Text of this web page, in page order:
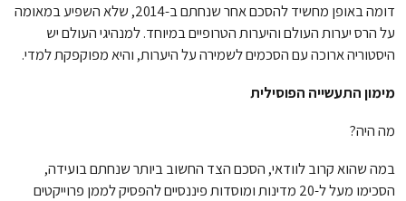
דומה באופן מחשיד להסכם אחר שנחתם ב-2014, שלא השפיע במאומה
על הרס יערות העולם והיערות הטרופיים במיוחד. למנהיגי העולם יש
היסטוריה ארוכה עם הסכמים לשמירה על היערות, והיא מפוקפקת למדי.
מימון התעשייה הפוסילית
מה היה?
במה שהוא קרוב לוודאי, הסכם הצד החשוב ביותר שנחתם בועידה,
הסכימו מעל ל-20 מדינות ומוסדות פיננסיים להפסיק לממן פרוייקטים